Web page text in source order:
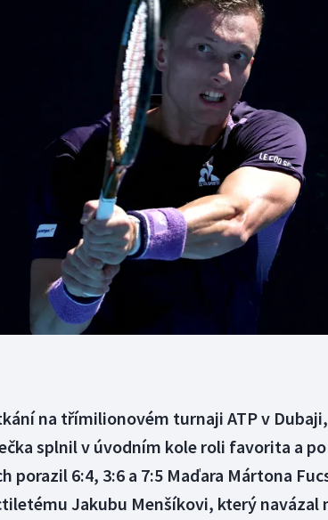
Futsal
Gymnastika
Moderní pětiboj
Motorsport
Olympijské hry
Parasport
Plavání
Plážový volejbal
na třímilionovém turnaji ATP v
splnil v úvodním kole roli favorita a
porazil 6:4, 3:6 a 7:5 Maďara Mártona
Jakubu Menšíkovi, který navázal